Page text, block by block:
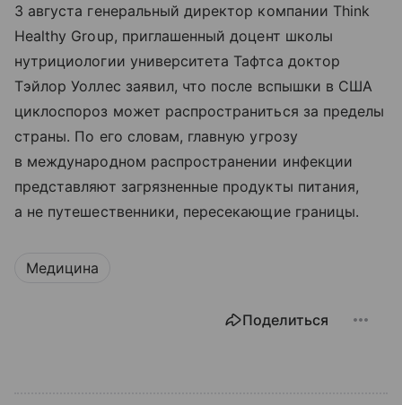
3 августа генеральный директор компании Think
Healthy Group, приглашенный доцент школы
нутрициологии университета Тафтса доктор
Тэйлор Уоллес заявил, что после вспышки в США
циклоспороз может распространиться за пределы
страны. По его словам, главную угрозу
в международном распространении инфекции
представляют загрязненные продукты питания,
а не путешественники, пересекающие границы.
Медицина
Поделиться